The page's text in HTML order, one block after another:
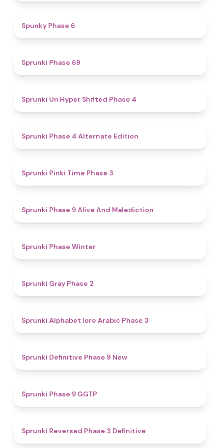
Spunky Phase 6
Sprunki Phase 69
Sprunki Un Hyper Shifted Phase 4
Sprunki Phase 4 Alternate Edition
Sprunki Pinki Time Phase 3
Sprunki Phase 9 Alive And Malediction
Sprunki Phase Winter
Sprunki Gray Phase 2
Sprunki Alphabet lore Arabic Phase 3
Sprunki Definitive Phase 9 New
Sprunki Phase 9 GGTP
Sprunki Reversed Phase 3 Definitive